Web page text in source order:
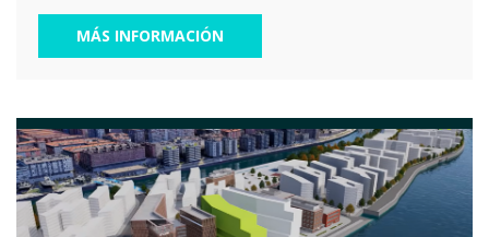
MÁS INFORMACIÓN